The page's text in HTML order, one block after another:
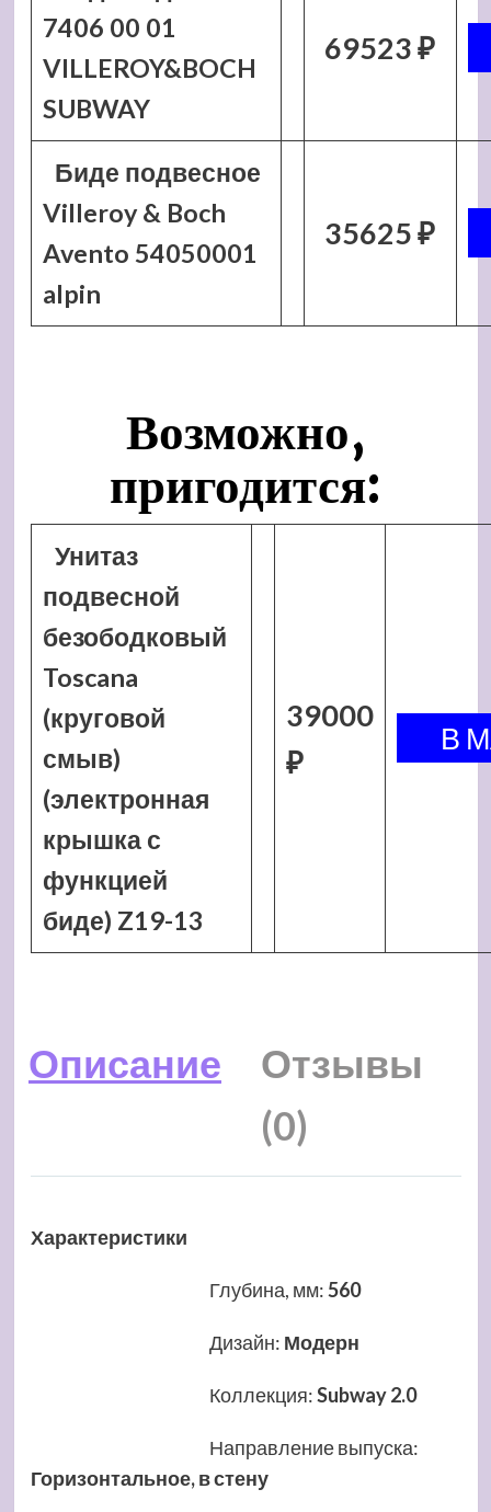
7406 00 01
VILLEROY&BOCH
SUBWAY
69523 ₽
Биде подвесное
Villeroy & Boch
Avento 54050001
alpin
35625 ₽
Возможно,
пригодится:
Унитаз
подвесной
безободковый
Toscana
(круговой
смыв)
(электронная
крышка с
функцией
биде) Z19-13
39000
₽
Описание
Отзывы
(0)
Характеристики
Глубина, мм:560
Дизайн: Модерн
Коллекция:Subway 2.0
Направление выпуска:
Горизонтальное, в стену